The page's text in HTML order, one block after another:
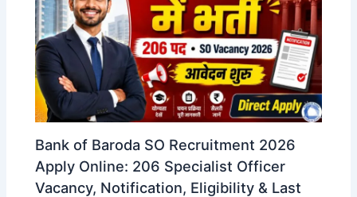
Bank of Baroda SO Recruitment 2026
Apply Online: 206 Specialist Officer
Vacancy, Notification, Eligibility & Last